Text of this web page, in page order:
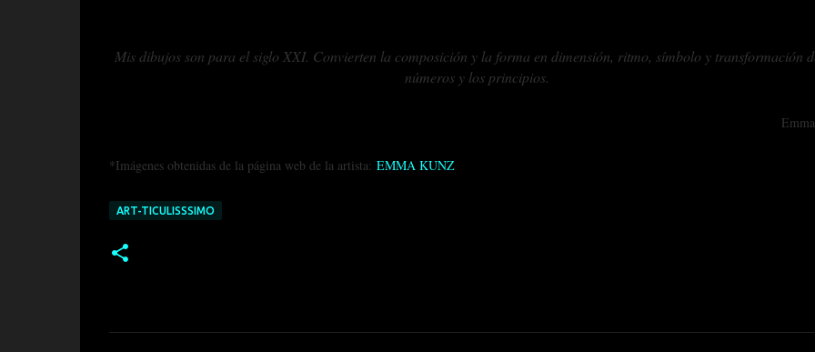
Mis dibujos son para el siglo XXI. Convierten la composición y la forma en dimensión, ritmo, símbolo y transformación
números y los principios.
*Imágenes obtenidas de la página web de la artista: EMMA KUNZ
ART-TICULISSSIMO